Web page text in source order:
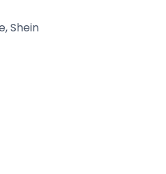
Shein